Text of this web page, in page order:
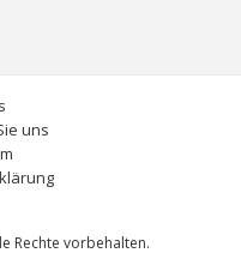
Rechte vorbehalten.
uns